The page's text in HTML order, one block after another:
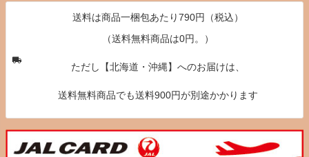
送料は商品一梱包あたり790円（税込）
（送料無料商品は0円。）
ただし【北海道・沖縄】へのお届けは、
送料無料商品でも送料900円が別途かかります